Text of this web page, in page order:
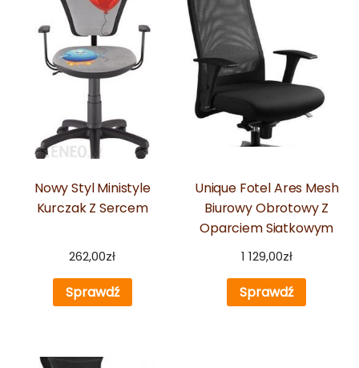
Nowy Styl Ministyle
Kurczak Z Sercem
262,00zł
Sprawdź
Unique Fotel Ares Mesh
Biurowy Obrotowy Z
Oparciem Siatkowym
1 129,00zł
Sprawdź